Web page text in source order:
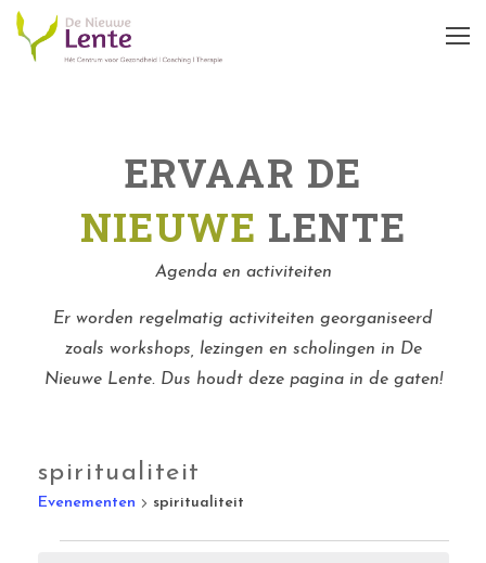
ERVAAR DE
NIEUWE LENTE
Agenda en activiteiten
Er worden regelmatig activiteiten georganiseerd
zoals workshops, lezingen en scholingen in De
Nieuwe Lente. Dus houdt deze pagina in de gaten!
spiritualiteit
Evenementen spiritualiteit